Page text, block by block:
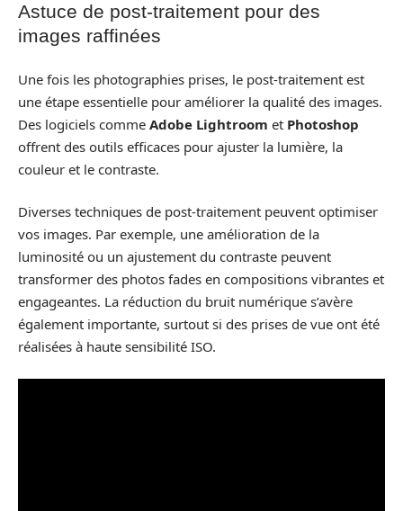
Astuce de post-traitement pour des
images raffinées
Une fois les photographies prises, le post-traitement est
une étape essentielle pour améliorer la qualité des images.
Des logiciels comme Adobe Lightroom et Photoshop
offrent des outils efficaces pour ajuster la lumière, la
couleur et le contraste.
Diverses techniques de post-traitement peuvent optimiser
vos images. Par exemple, une amélioration de la
luminosité ou un ajustement du contraste peuvent
transformer des photos fades en compositions vibrantes et
engageantes. La réduction du bruit numérique s’avère
également importante, surtout si des prises de vue ont été
réalisées à haute sensibilité ISO.